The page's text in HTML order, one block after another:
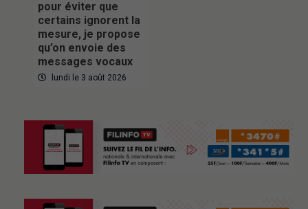
pour éviter que
certains ignorent la
mesure, je propose
qu’on envoie des
messages vocaux
lundi le 3 août 2026